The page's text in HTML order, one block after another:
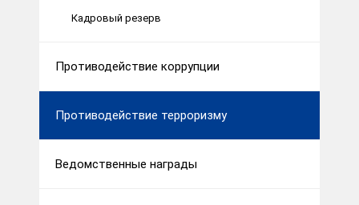
Кадровый резерв
Противодействие коррупции
Противодействие терроризму
Ведомственные награды